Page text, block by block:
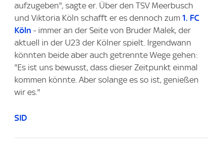
aufzugeben", sagte er. Über den TSV Meerbusch
und Viktoria Köln schafft er es dennoch zum 1. FC
Köln - immer an der Seite von Bruder Malek, der
aktuell in der U23 der Kölner spielt. Irgendwann
könnten beide aber auch getrennte Wege gehen:
"Es ist uns bewusst, dass dieser Zeitpunkt einmal
kommen könnte. Aber solange es so ist, genießen
wir es."
SID